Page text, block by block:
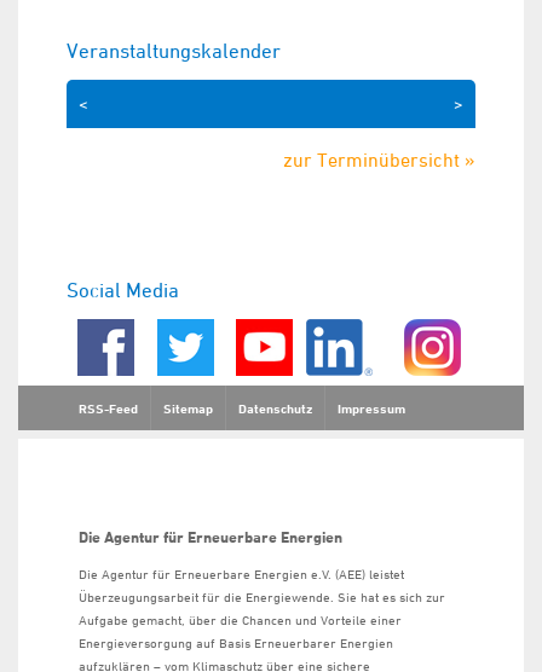
Veranstaltungskalender
>
<
zur Terminübersicht »
Social Media
RSS-Feed Sitemap Datenschutz Impressum
Die Agentur für Erneuerbare Energien
Die Agentur für Erneuerbare Energien e.V. (AEE) leistet
Überzeugungsarbeit für die Energiewende. Sie hat es sich zur
Aufgabe gemacht, über die Chancen und Vorteile einer
Energieversorgung auf Basis Erneuerbarer Energien
aufzuklären – vom Klimaschutz über eine sichere